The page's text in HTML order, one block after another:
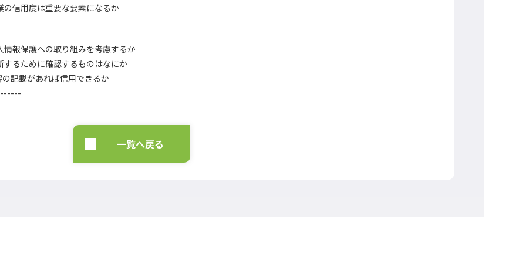
信用度は重要な要素になるか
報保護への取り組みを考慮するか
るために確認するものはなにか
記載があれば信用できるか
一覧へ戻る